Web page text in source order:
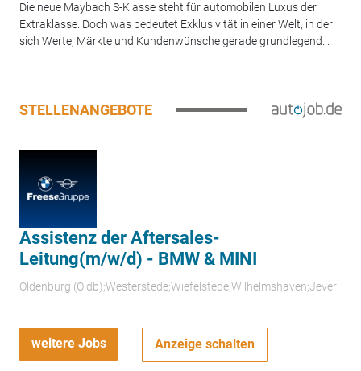
Die neue Maybach S-Klasse steht für automobilen Luxus der
Extraklasse. Doch was bedeutet Exklusivität in einer Welt, in der
sich Werte, Märkte und Kundenwünsche gerade grundlegend...
STELLENANGEBOTE
Assistenz der Aftersales-
Leitung(m/w/d) - BMW & MINI
Oldenburg (Oldb);Westerstede;Wiefelstede;Wilhelmshaven;Jever
weitere Jobs Anzeige schalten